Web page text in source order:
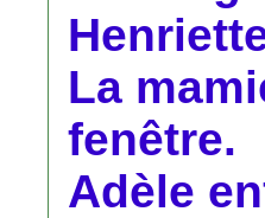
La
fenêtre.
Adèle